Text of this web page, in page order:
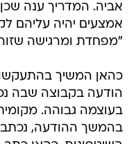
אביה. המדריך ענה שכן,
אמצעים יהיה עליהם
"מפחדת ומרגישה
כהאן המשיך
הודעה בקבוצה שבה
בעוצמה גבוהה. מקומית
בהמשך ההודעה,